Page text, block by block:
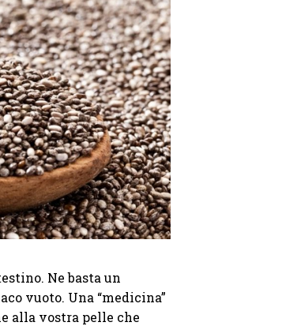
Ne basta un
vuoto. Una “medicina”
alla vostra pelle che